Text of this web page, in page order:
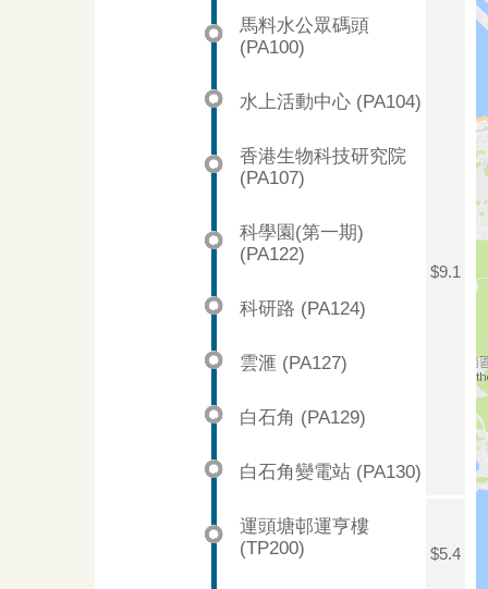
馬料水公眾碼頭
(PA100)
$9.1
水上活動中心 (PA104)
香港生物科技研究院
(PA107)
科學園(第一期)
(PA122)
科研路 (PA124)
雲滙 (PA127)
白石角 (PA129)
白石角變電站 (PA130)
運頭塘邨運亨樓
(TP200)
$5.4